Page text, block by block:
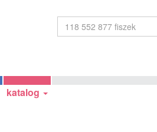
katalog